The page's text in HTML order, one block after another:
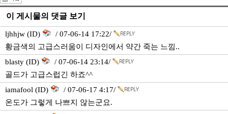
이 게시물의 댓글 보기
ljhhjw (ID)
/ 07-06-14 17:22/
황금색의 고급스러움이 디자인에서 약간 죽는 느낌..
blasty (ID)
/ 07-06-14 23:14/
골드가 고급스럽긴 하죠^^
iamafool (ID)
/ 07-06-17 4:17/
온도가 그렇게 나쁘지 않는군요.